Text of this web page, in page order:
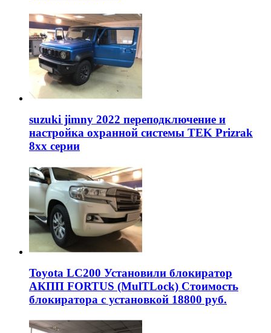
suzuki jimny 2022 переподключение и
настройка охранной системы TEK Prizrak
8xx серии
Toyota LC200 Установили блокиратор
АКПП FORTUS (MulTLock) Стоимость
блокиратора с установкой 18800 руб.